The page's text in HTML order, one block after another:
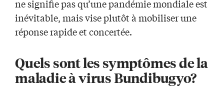
ne signifie pas qu’une pandémie mondiale est
inévitable, mais vise plutôt à mobiliser une
réponse rapide et concertée.
Quels sont les symptômes de la
maladie à virus Bundibugyo?